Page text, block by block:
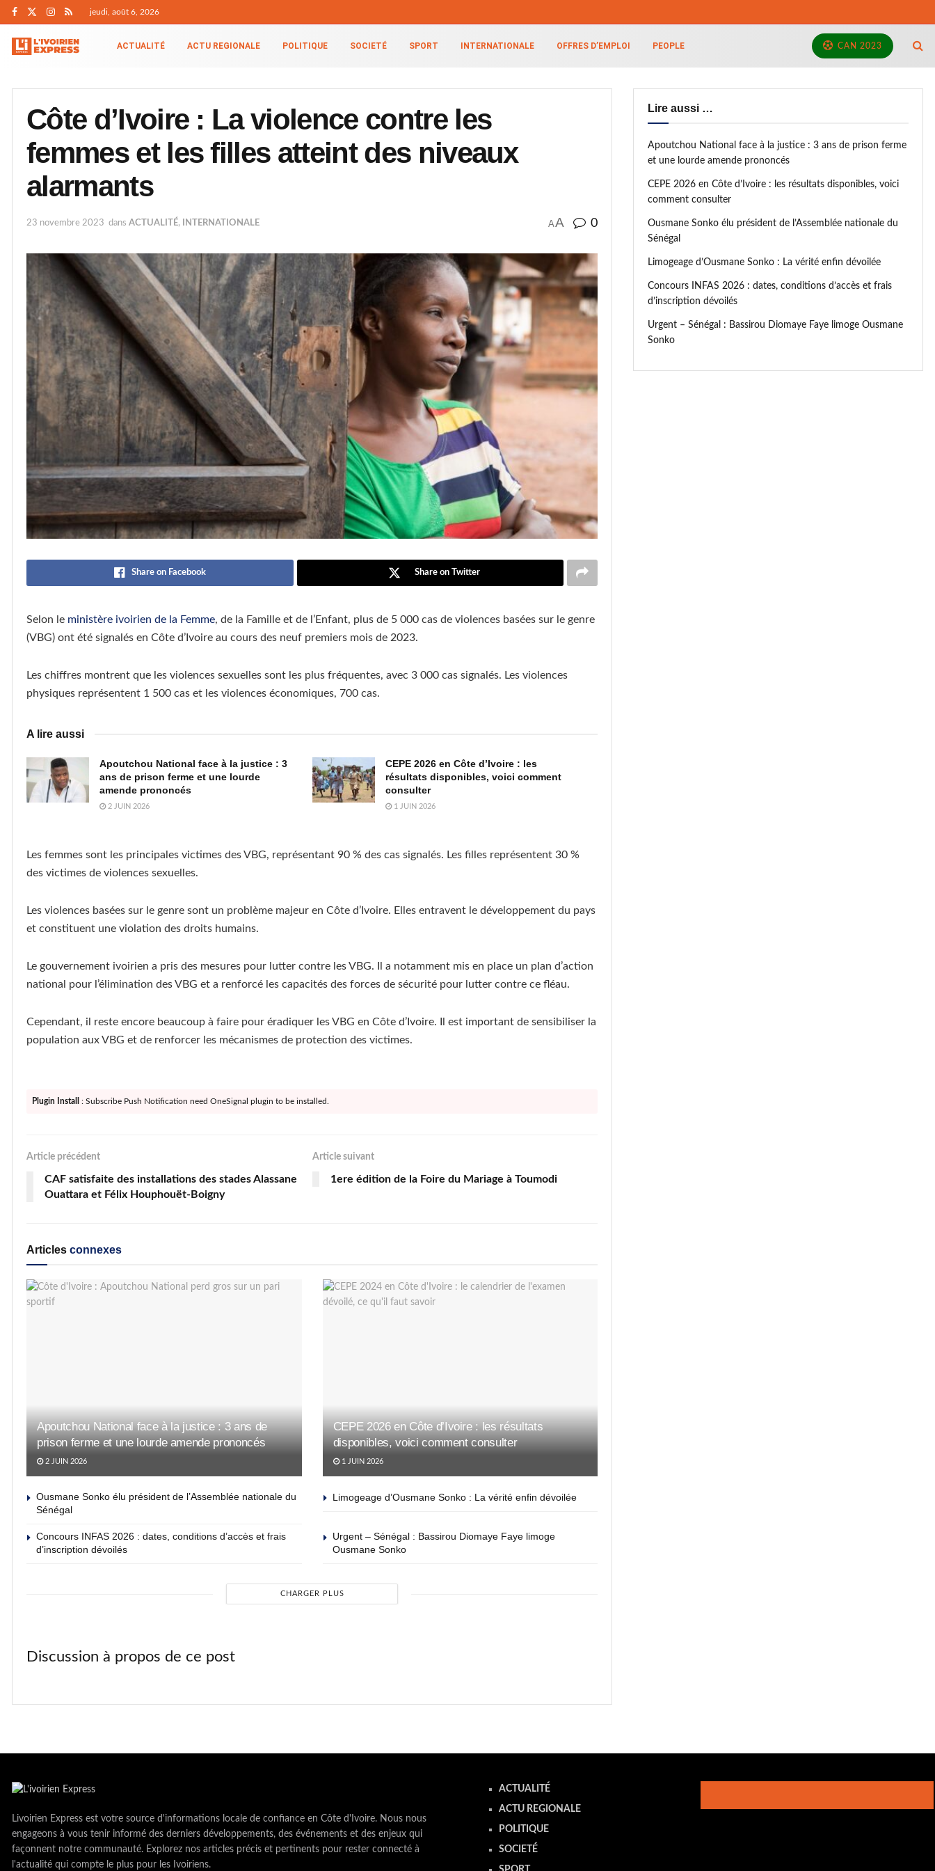
jeudi, août 6, 2026
ACTUALITÉ ACTU REGIONALE POLITIQUE SOCIETÉ SPORT INTERNATIONALE OFFRES D’EMPLOI PEOPLE CAN 2023
Côte d’Ivoire : La violence contre les
femmes et les filles atteint des niveaux
alarmants
23 novembre 2023 dans ACTUALITÉ, INTERNATIONALE AA 0
Share on Facebook Share on Twitter
Selon le ministère ivoirien de la Femme, de la Famille et de l’Enfant, plus de 5 000 cas de violences basées sur le genre
(VBG) ont été signalés en Côte d’Ivoire au cours des neuf premiers mois de 2023.
Les chiffres montrent que les violences sexuelles sont les plus fréquentes, avec 3 000 cas signalés. Les violences
physiques représentent 1 500 cas et les violences économiques, 700 cas.
A lire aussi
Apoutchou National face à la justice : 3
ans de prison ferme et une lourde
amende prononcés
2 JUIN 2026
CEPE 2026 en Côte d’Ivoire : les
résultats disponibles, voici comment
consulter
1 JUIN 2026
Les femmes sont les principales victimes des VBG, représentant 90 % des cas signalés. Les filles représentent 30 %
des victimes de violences sexuelles.
Les violences basées sur le genre sont un problème majeur en Côte d’Ivoire. Elles entravent le développement du pays
et constituent une violation des droits humains.
Le gouvernement ivoirien a pris des mesures pour lutter contre les VBG. Il a notamment mis en place un plan d’action
national pour l’élimination des VBG et a renforcé les capacités des forces de sécurité pour lutter contre ce fléau.
Cependant, il reste encore beaucoup à faire pour éradiquer les VBG en Côte d’Ivoire. Il est important de sensibiliser la
population aux VBG et de renforcer les mécanismes de protection des victimes.
Plugin Install : Subscribe Push Notification need OneSignal plugin to be installed.
Article précédent
CAF satisfaite des installations des stades Alassane
Ouattara et Félix Houphouët-Boigny
Article suivant
1ere édition de la Foire du Mariage à Toumodi
Articles connexes
Apoutchou National face à la justice : 3 ans de
prison ferme et une lourde amende prononcés
2 JUIN 2026
CEPE 2026 en Côte d’Ivoire : les résultats
disponibles, voici comment consulter
1 JUIN 2026
Ousmane Sonko élu président de l’Assemblée nationale du
Sénégal
Limogeage d’Ousmane Sonko : La vérité enfin dévoilée
Concours INFAS 2026 : dates, conditions d’accès et frais
d’inscription dévoilés
Urgent – Sénégal : Bassirou Diomaye Faye limoge
Ousmane Sonko
CHARGER PLUS
Discussion à propos de ce post
Lire aussi …
Apoutchou National face à la justice : 3 ans de prison ferme
et une lourde amende prononcés
CEPE 2026 en Côte d’Ivoire : les résultats disponibles, voici
comment consulter
Ousmane Sonko élu président de l’Assemblée nationale du
Sénégal
Limogeage d’Ousmane Sonko : La vérité enfin dévoilée
Concours INFAS 2026 : dates, conditions d’accès et frais
d’inscription dévoilés
Urgent – Sénégal : Bassirou Diomaye Faye limoge Ousmane
Sonko
Livoirien Express est votre source d'informations locale de confiance en Côte d'Ivoire. Nous nous
engageons à vous tenir informé des derniers développements, des événements et des enjeux qui
façonnent notre communauté. Explorez nos articles précis et pertinents pour rester connecté à
l'actualité qui compte le plus pour les Ivoiriens.
ACTUALITÉ
ACTU REGIONALE
POLITIQUE
SOCIETÉ